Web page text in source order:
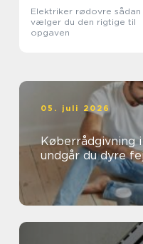
Elektriker rødovre sådan
vælger du den rigtige til
opgaven
05. juli 2026
Køberrådgivning
undgår du dyre